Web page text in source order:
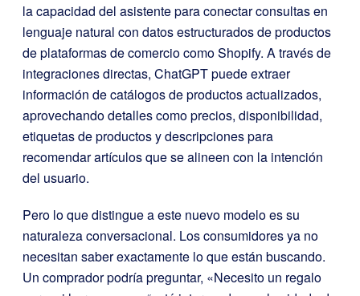
la capacidad del asistente para conectar consultas en
lenguaje natural con datos estructurados de productos
de plataformas de comercio como Shopify. A través de
integraciones directas, ChatGPT puede extraer
información de catálogos de productos actualizados,
aprovechando detalles como precios, disponibilidad,
etiquetas de productos y descripciones para
recomendar artículos que se alineen con la intención
del usuario.
Pero lo que distingue a este nuevo modelo es su
naturaleza conversacional. Los consumidores ya no
necesitan saber exactamente lo que están buscando.
Un comprador podría preguntar, «Necesito un regalo